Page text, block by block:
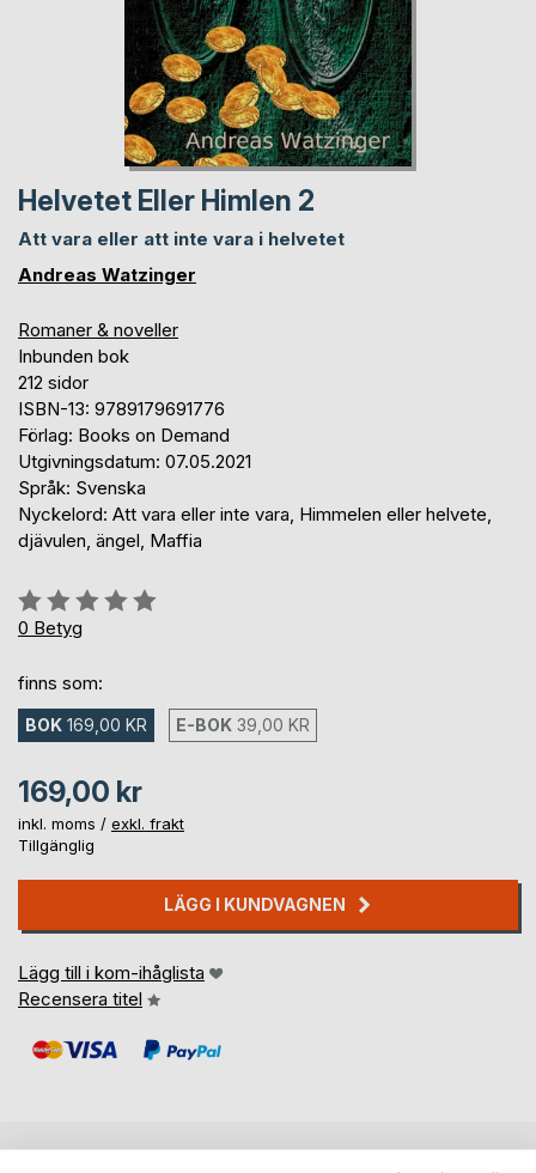
Helvetet Eller Himlen 2
Att vara eller att inte vara i helvetet
Andreas Watzinger
Romaner & noveller
Inbunden bok
212 sidor
ISBN-13: 9789179691776
Förlag: Books on Demand
Utgivningsdatum: 07.05.2021
Språk: Svenska
Nyckelord: Att vara eller inte vara, Himmelen eller helvete,
djävulen, ängel, Maffia
Betyg::
0%
0 Betyg
finns som:
BOK 169,00 KR E-BOK 39,00 KR
169,00 kr
inkl. moms / exkl. frakt
Tillgänglig
LÄGG I KUNDVAGNEN
Lägg till i kom-ihåglista
Recensera titel